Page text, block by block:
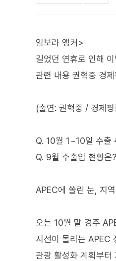
임보라 앵커>
길었던 연휴로 인해
관련 내용 권혁중 경
(출연: 권혁중 / 경제
Q. 10월 1~10일 수출
Q. 9월 수출입 현황은?
APEC에 쏠린 눈, 지
오는 10월 말 경주
시선이 몰리는 APEC
관광 활성화 계획부터